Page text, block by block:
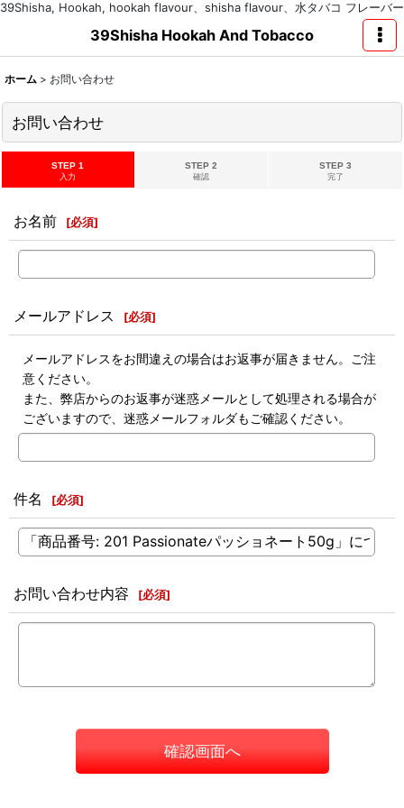
39Shisha, Hookah, hookah flavour、shisha flavour、水タバコ フレーバー
39Shisha Hookah And Tobacco
ホーム > お問い合わせ
お問い合わせ
STEP 1
入力
STEP 2
確認
STEP 3
完了
お名前 [必須]
メールアドレス [必須]
メールアドレスをお間違えの場合はお返事が届きません。ご注
意ください。
また、弊店からのお返事が迷惑メールとして処理される場合が
ございますので、迷惑メールフォルダもご確認ください。
件名 [必須]
お問い合わせ内容 [必須]
確認画面へ